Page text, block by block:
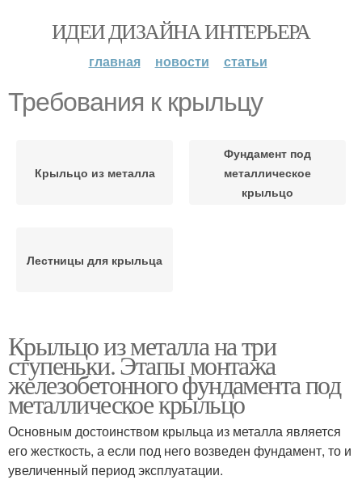
ИДЕИ ДИЗАЙНА ИНТЕРЬЕРА
главная новости статьи
Требования к крыльцу
Крыльцо из металла
Фундамент под
металлическое
крыльцо
Лестницы для крыльца
Крыльцо из металла на три
ступеньки. Этапы монтажа
железобетонного фундамента под
металлическое крыльцо
Основным достоинством крыльца из металла является
его жесткость, а если под него возведен фундамент, то и
увеличенный период эксплуатации.